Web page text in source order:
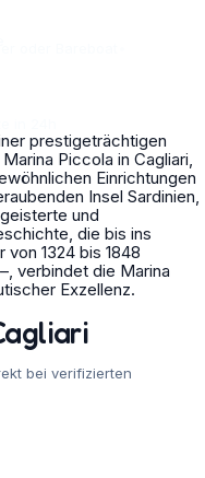
prestigeträchtigen
Piccola in Cagliari,
Einrichtungen
Insel Sardinien,
und
die bis ins
1324 bis 1848
verbindet die Marina
Exzellenz.
bei verifizierten